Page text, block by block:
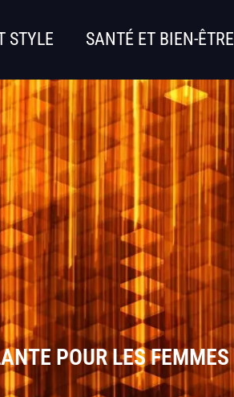
STYLE SANTÉ ET BIEN-ÊTRE
POUR LES FEMMES